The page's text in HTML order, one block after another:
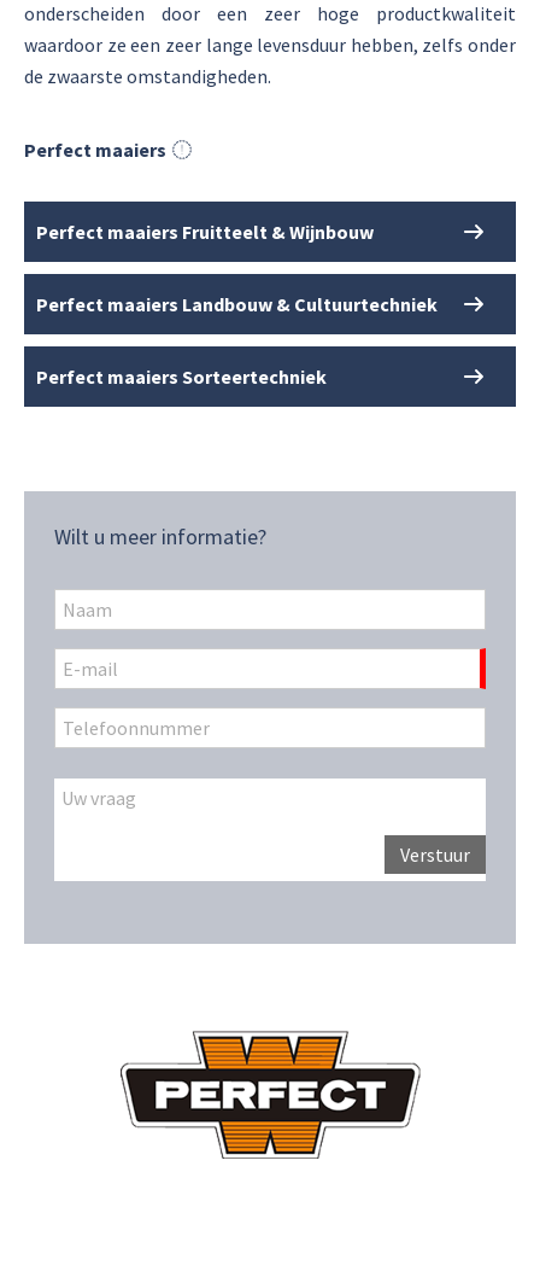
onderscheiden door een zeer hoge productkwaliteit
waardoor ze een zeer lange levensduur hebben, zelfs onder
de zwaarste omstandigheden.
Perfect maaiers
Perfect maaiers Fruitteelt & Wijnbouw
Perfect maaiers Landbouw & Cultuurtechniek
Perfect maaiers Sorteertechniek
Wilt u meer informatie?